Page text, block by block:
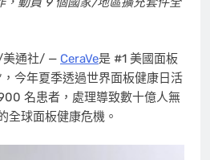
通社/ — CeraVe是 #1 美國面板
今年夏季透過世界面板健康日活
名患者，處理導致數十億人無
全球面板健康危機。